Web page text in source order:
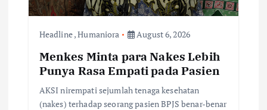
Headline,Humaniora August 6, 2026
Menkes Minta para Nakes Lebih
Punya Rasa Empati pada Pasien
AKSI nirempati sejumlah tenaga kesehatan
(nakes) terhadap seorang pasien BPJS benar-benar